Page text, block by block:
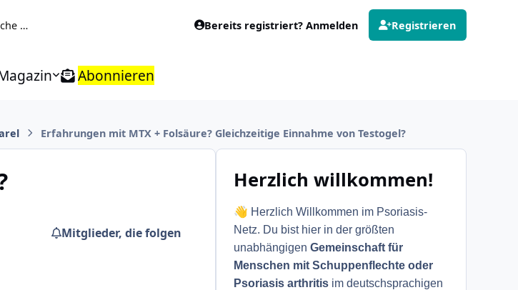
… Bereits registriert? Anmelden Registrieren
Abonnieren
Erfahrungen mit MTX + Folsäure? Gleichzeitige Einnahme von Testogel?
Mitglieder, die folgen
Herzlich willkommen!
👋 Herzlich Willkommen im Psoriasis-
Netz. Du bist hier in der größten
unabhängigenGemeinschaft für
Menschen mit Schuppenflechte oder
Psoriasis arthritis im deutschsprachigen